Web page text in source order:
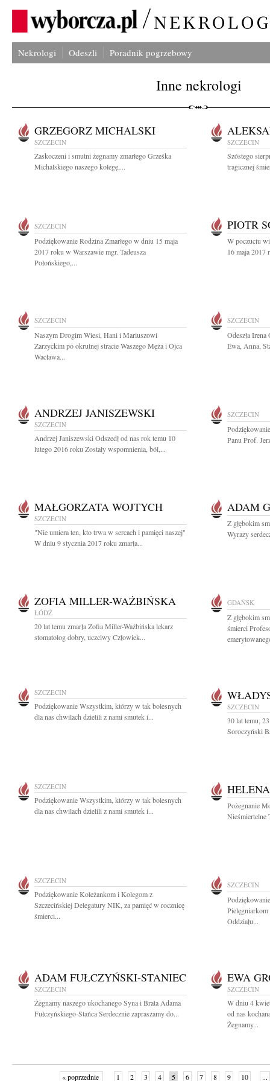
Nekrologi Odeszli Poradnik pogrzebowy
Inne nekrologi
GRZEGORZ MICHALSKI
SZCZECIN
Zaskoczeni i smutni żegnamy zmarłego Grześka
Michalskiego naszego kolegę,...
SZCZECIN
Szóstego
tragicznej
SZCZECIN
Podziękowanie Rodzina Zmarłego w dniu 15 maja
2017 roku w Warszawie mgr. Tadeusza
Połońskiego,...
PIOTR
W poczuciu
16 maja 2017
SZCZECIN
Naszym Drogim Wiesi, Hani i Mariuszowi
Zarzyckim po okrutnej stracie Waszego Męża i Ojca
Wacława...
SZCZECIN
Odeszła
Ewa, Anna,
ANDRZEJ JANISZEWSKI
SZCZECIN
Andrzej Janiszewski Odszedł od nas rok temu 10
lutego 2016 roku Zostały wspomnienia, ból,...
SZCZECIN
Panu Prof.
MAŁGORZATA WOJTYCH
SZCZECIN
"Nie umiera ten, kto trwa w sercach i pamięci naszej"
W dniu 9 stycznia 2017 roku zmarła...
ADAM
Z głębokim
Wyrazy
ZOFIA MILLER-WAŻBIŃSKA
ŁÓDŹ
20 lat temu zmarła Zofia Miller-Ważbińska lekarz
stomatolog dobry, uczciwy Człowiek...
GDAŃSK
Z głębokim
śmierci
SZCZECIN
Podziękowanie Wszystkim, którzy w tak bolesnych
dla nas chwilach dzielili z nami smutek i...
SZCZECIN
30 lat temu,
Soroczyński
SZCZECIN
Podziękowanie Wszystkim, którzy w tak bolesnych
dla nas chwilach dzielili z nami smutek i...
Pożegnanie
Nieśmiertelne
SZCZECIN
Podziękowanie Koleżankom i Kolegom z
Szczecińskiej Delegatury NIK, za pamięć w rocznicę
śmierci...
SZCZECIN
Oddziału...
ADAM FUŁCZYŃSKI-STANIEC
SZCZECIN
Żegnamy naszego ukochanego Syna i Brata Adama
Fułczyńskiego-Stańca Serdecznie zapraszamy do...
EWA
SZCZECIN
W dniu 4
od nas
Żegnamy...
« poprzednie 1 2 3 4 5 6 7 8 9 10 ...